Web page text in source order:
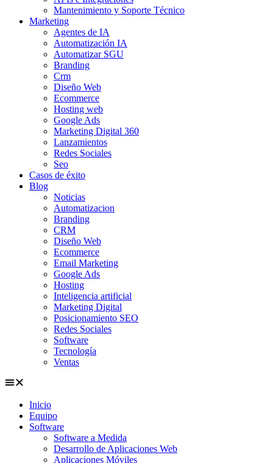
Mantenimiento y Soporte Técnico
Marketing
Agentes de IA
Automatización IA
Automatizar SGU
Branding
Crm
Diseño Web
Ecommerce
Hosting web
Google Ads
Marketing Digital 360
Lanzamientos
Redes Sociales
Seo
Casos de éxito
Blog
Noticias
Automatizacion
Branding
CRM
Diseño Web
Ecommerce
Email Marketing
Google Ads
Hosting
Inteligencia artificial
Marketing Digital
Posicionamiento SEO
Redes Sociales
Software
Tecnología
Ventas
Inicio
Equipo
Software
Software a Medida
Desarrollo de Aplicaciones Web
Aplicaciones Móviles